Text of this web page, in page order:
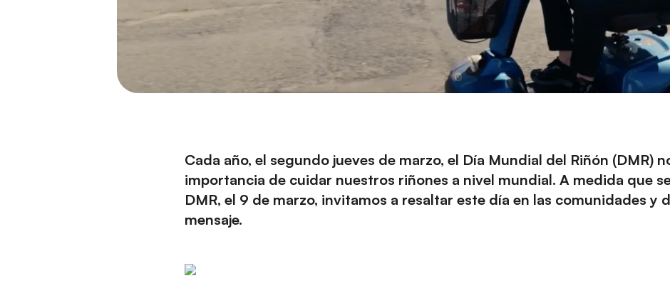
Cada año, el segundo jueves de marzo, el Día Mundial del Riñón (DMR)
importancia de cuidar nuestros riñones a nivel mundial. A medida que
DMR, el 9 de marzo, invitamos a resaltar este día en las comunidades y
mensaje.